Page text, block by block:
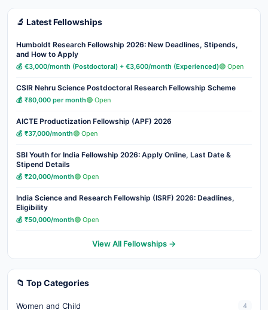
🔬 Latest Fellowships
Humboldt Research Fellowship 2026: New Deadlines, Stipends,
and How to Apply
💰 €3,000/month (Postdoctoral) + €3,600/month (Experienced)🟢 Open
CSIR Nehru Science Postdoctoral Research Fellowship Scheme
💰 ₹80,000 per month🟢 Open
AICTE Productization Fellowship (APF) 2026
💰 ₹37,000/month🟢 Open
SBI Youth for India Fellowship 2026: Apply Online, Last Date &
Stipend Details
💰 ₹20,000/month🟢 Open
India Science and Research Fellowship (ISRF) 2026: Deadlines,
Eligibility
💰 ₹50,000/month🟢 Open
View All Fellowships →
📁 Top Categories
Women and Child 4